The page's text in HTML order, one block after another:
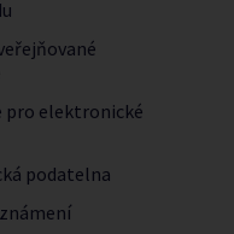
pro elektronické
podatelna